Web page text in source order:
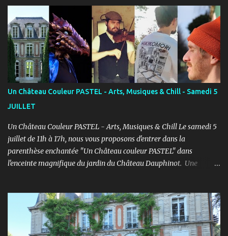
d’élèves au Studio PASTEL anciennement, le Cours PASTEL revient
à la Maison de la Vie Associative dans une salle de 150m2 pour
pratiquer confortablement avec des élèves passionnés et curieux
d’apprendre. COURS ENFANTS Notre volonté : permettre
l'épanouissement de l'enfant à travers cet art, qu'il puisse s'exprimer
et prendre confiance en lui en prenant du plaisir dans un cadre
bienveillant. PROGRAMME ENFANTS : Pendant le 1er semestre, les
enfants découvriront le jeu d’acteur théâtre et cinéma à travers des
exercices d’improvisation, émotionnels, de concentration, d’écoute,
d...
Un Château Couleur PASTEL - Arts, Musiques & Chill - Samedi 5
JUILLET
Un Château Couleur PASTEL - Arts, Musiques & Chill Le samedi 5
juillet de 11h à 17h, nous vous proposons d'entrer dans la
parenthèse enchantée "Un Château couleur PASTEL" dans
l'enceinte magnifique du jardin du Château Dauphinot. Une
PUBLIC “Saxo et la forêt de Memoria” - Conte théâtral
merveilleux 12h à 14h : Concert Pique-Nique “SWING” avec Léo
Mathieu et Rémi Costa - Jazz manouche, reprises internationales